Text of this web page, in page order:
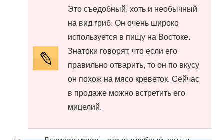
Это съедобный, хоть и необычный
на вид гриб. Он очень широко
используется в пищу на Востоке.
Знатоки говорят, что если его
правильно отварить, то он по вкусу
он похож на мясо креветок. Сейчас
в продаже можно встретить его
мицелий.